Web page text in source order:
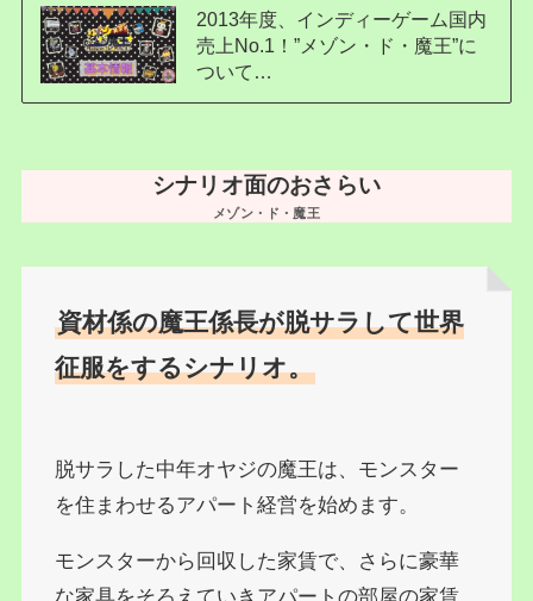
2013年度、インディーゲーム国内
売上No.1！”メゾン・ド・魔王”に
ついて…
シナリオ面のおさらい
メゾン・ド・魔王
資材係の魔王係長が脱サラして世界
征服をするシナリオ。
脱サラした中年オヤジの魔王は、モンスター
を住まわせるアパート経営を始めます。
モンスターから回収した家賃で、さらに豪華
な家具をそろえていきアパートの部屋の家賃